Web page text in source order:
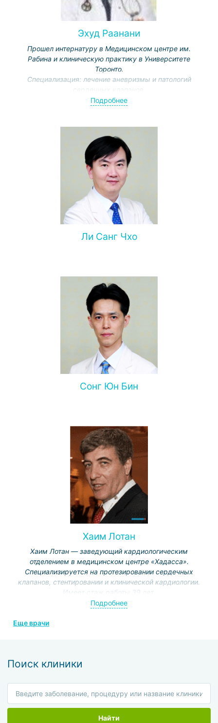
Эхуд Раанани
Прошел интернатуру в Медицинском центре им.
Рабина и клиническую практику в Университете
Торонто.
Специализация: лечение аневризмы и патологий
Открыл отделение аортальной хирургии в медцентре
Автор более 100 научных публикаций.
Руководит клиническими испытаниями в области
кардиохирургии.
Подробнее
Ли Санг Чхо
Сонг Юн Бин
Хаим Лотан
Хаим Лотан — заведующий кардиологическим
отделением в медицинском центре «Хадасса».
Специализируется на протезировании сердечных
клапанов, стентировании и клинической кардиологии.
Имеет стаж работы 39 лет.
Подробнее
Еще врачи
Поиск клиники
Найти